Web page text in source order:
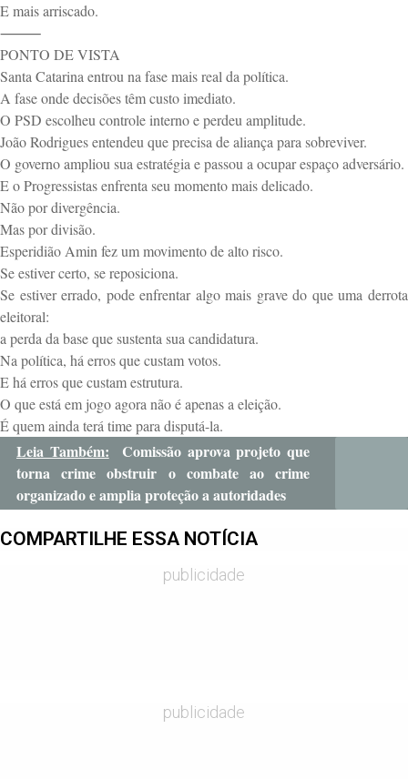
E mais arriscado.
⸻
PONTO DE VISTA
Santa Catarina entrou na fase mais real da política.
A fase onde decisões têm custo imediato.
O PSD escolheu controle interno e perdeu amplitude.
João Rodrigues entendeu que precisa de aliança para sobreviver.
O governo ampliou sua estratégia e passou a ocupar espaço adversário.
E o Progressistas enfrenta seu momento mais delicado.
Não por divergência.
Mas por divisão.
Esperidião Amin fez um movimento de alto risco.
Se estiver certo, se reposiciona.
Se estiver errado, pode enfrentar algo mais grave do que uma derrota
eleitoral:
a perda da base que sustenta sua candidatura.
Na política, há erros que custam votos.
E há erros que custam estrutura.
O que está em jogo agora não é apenas a eleição.
É quem ainda terá time para disputá-la.
Leia Também:
Comissão aprova projeto que
torna crime obstruir o combate ao crime
organizado e amplia proteção a autoridades
COMPARTILHE ESSA NOTÍCIA
publicidade
publicidade